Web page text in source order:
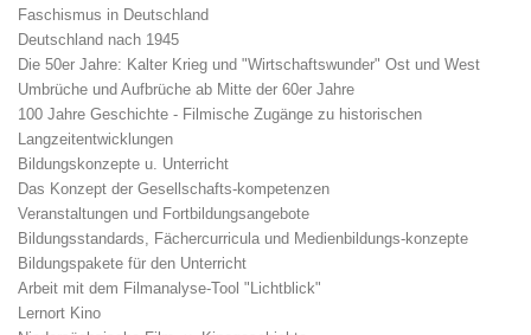
Faschismus in Deutschland
Deutschland nach 1945
Die 50er Jahre: Kalter Krieg und "Wirtschaftswunder" Ost und West
Umbrüche und Aufbrüche ab Mitte der 60er Jahre
100 Jahre Geschichte - Filmische Zugänge zu historischen
Langzeitentwicklungen
Bildungskonzepte u. Unterricht
Das Konzept der Gesellschafts-kompetenzen
Veranstaltungen und Fortbildungsangebote
Bildungsstandards, Fächercurricula und Medienbildungs-konzepte
Bildungspakete für den Unterricht
Arbeit mit dem Filmanalyse-Tool "Lichtblick"
Lernort Kino